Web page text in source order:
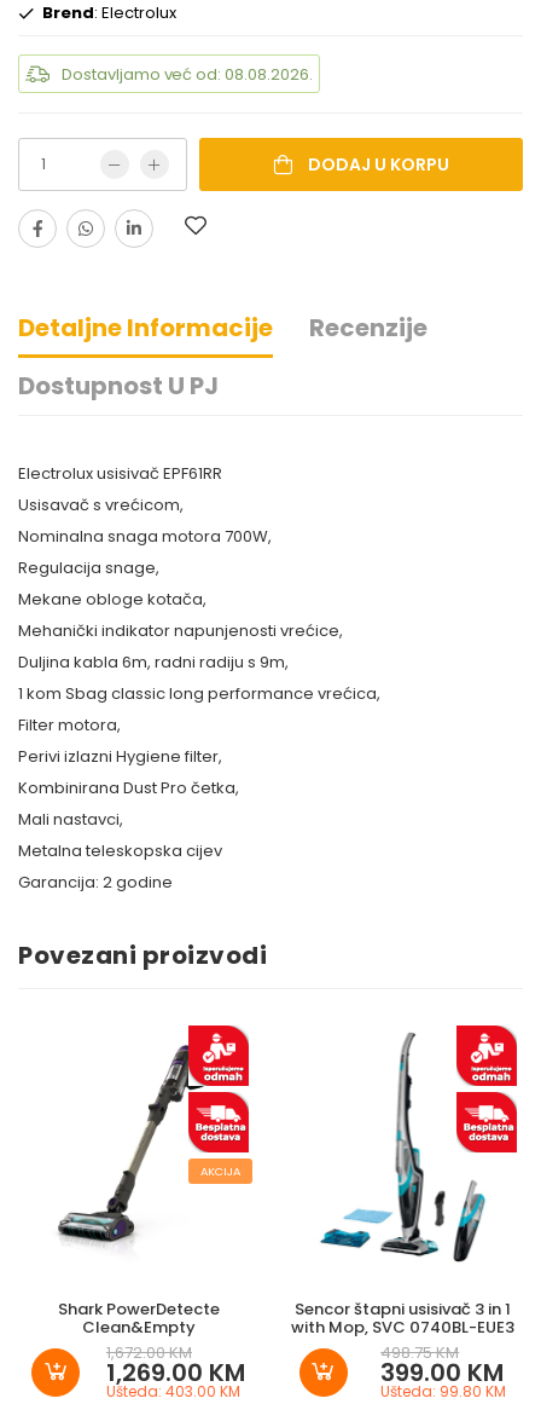
Brend: Electrolux
Dostavljamo već od: 08.08.2026.
DODAJ U KORPU
Detaljne Informacije
Recenzije
Dostupnost U PJ
Electrolux usisivač EPF61RR
Usisavač s vrećicom,
Nominalna snaga motora 700W,
Regulacija snage,
Mekane obloge kotača,
Mehanički indikator napunjenosti vrećice,
Duljina kabla 6m, radni radiju s 9m,
1 kom Sbag classic long performance vrećica,
Filter motora,
Perivi izlazni Hygiene filter,
Kombinirana Dust Pro četka,
Mali nastavci,
Metalna teleskopska cijev
Garancija: 2 godine
Povezani proizvodi
AKCIJA
Shark PowerDetecte
Clean&Empty
1,672.00 KM
1,269.00 KM
Ušteda: 403.00 KM
Sencor štapni usisivač 3 in 1
with Mop, SVC 0740BL-EUE3
498.75 KM
399.00 KM
Ušteda: 99.80 KM